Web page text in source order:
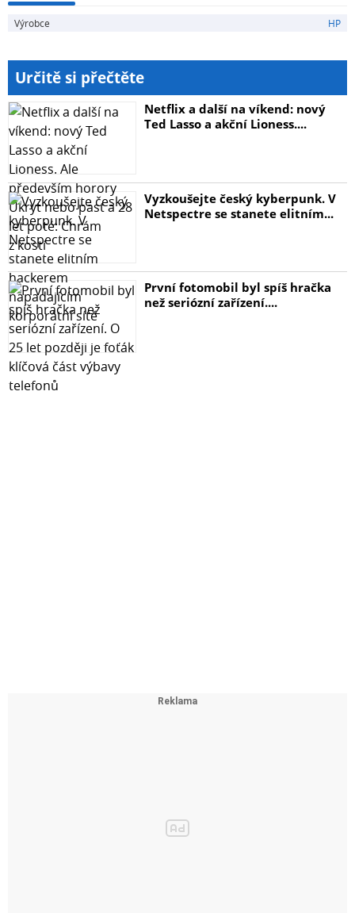
Výrobce HP
Určitě si přečtěte
Netflix a další na víkend: nový
Ted Lasso a akční Lioness....
Vyzkoušejte český kyberpunk. V
Netspectre se stanete elitním...
První fotomobil byl spíš hračka
než seriózní zařízení....